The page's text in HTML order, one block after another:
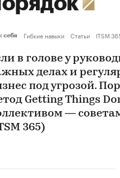
себя Гибкие навыки Статьи ITSM
в голове у
делах и
под угрозой.
Getting Things
—
365)